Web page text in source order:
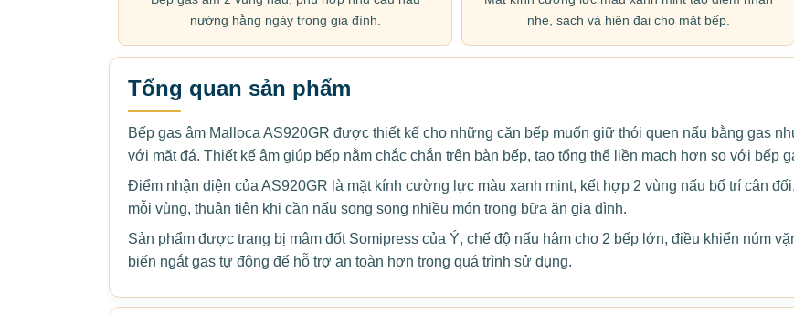
nướng hằng ngày trong gia đình.
nhẹ, sạch và hiện đại cho mặt bếp.
Tổng quan sản phẩm
Bếp gas âm Malloca AS920GR được thiết kế cho những căn bếp muốn giữ thói quen nấu bằng gas
với mặt đá. Thiết kế âm giúp bếp nằm chắc chắn trên bàn bếp, tạo tổng thể liền mạch hơn so với bếp
Điểm nhận diện của AS920GR là mặt kính cường lực màu xanh mint, kết hợp 2 vùng nấu bố trí cân
mỗi vùng, thuận tiện khi cần nấu song song nhiều món trong bữa ăn gia đình.
Sản phẩm được trang bị mâm đốt Somipress của Ý, chế độ nấu hâm cho 2 bếp lớn, điều khiển núm
biến ngắt gas tự động để hỗ trợ an toàn hơn trong quá trình sử dụng.